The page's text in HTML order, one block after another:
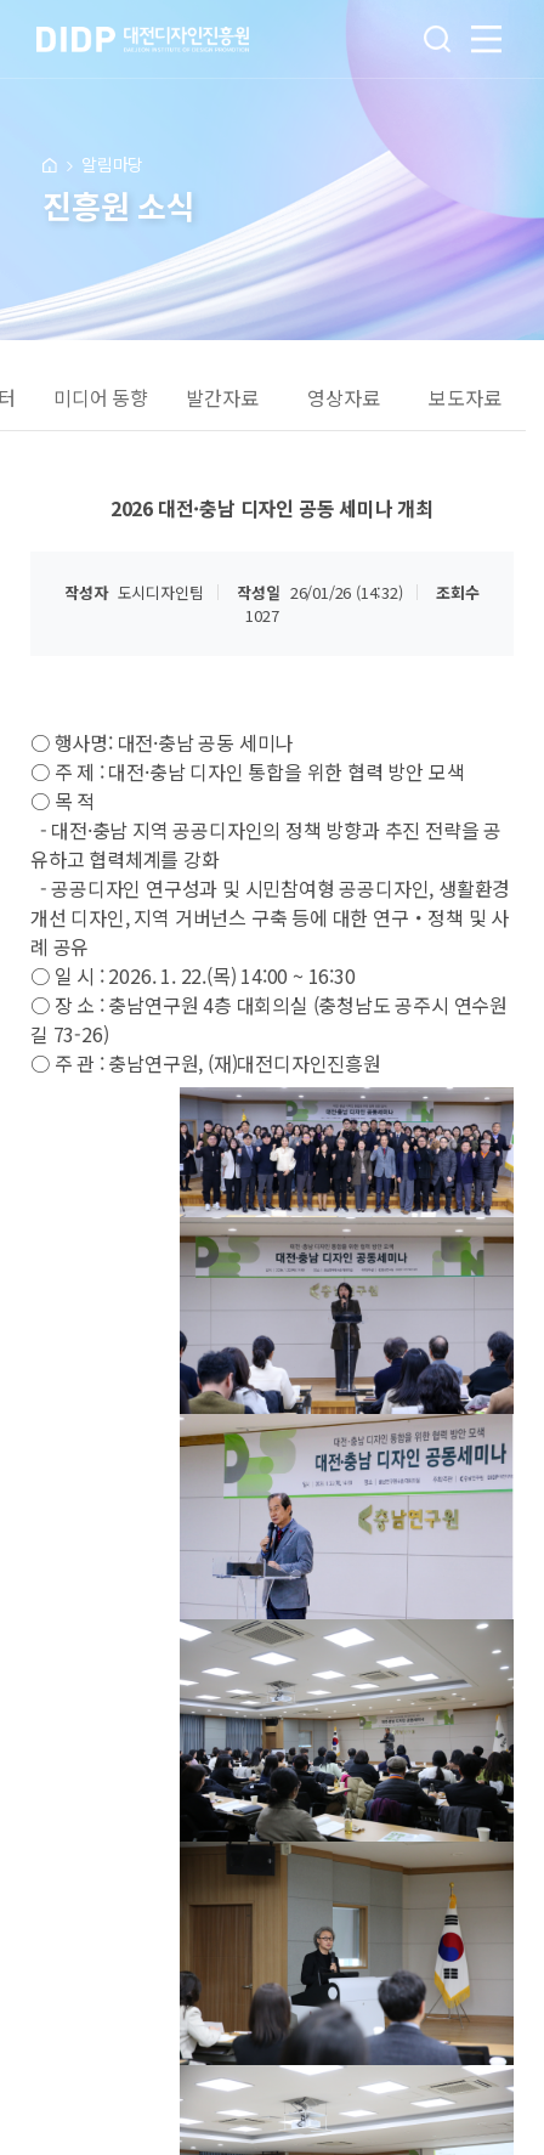
알림마당
진흥원 소식
미디어 동향 발간자료 영상자료 보도자료
2026 대전·충남 디자인 공동 세미나 개최
작성자 도시디자인팀 작성일 26/01/26 (14:32)
조회수
1027
○ 행사명: 대전·충남 공동 세미나
○ 주 제 : 대전·충남 디자인 통합을 위한 협력 방안 모색
○ 목 적
- 대전·충남 지역 공공디자인의 정책 방향과 추진 전략을 공
유하고 협력체계를 강화
- 공공디자인 연구성과 및 시민참여형 공공디자인, 생활환경
개선 디자인, 지역 거버넌스 구축 등에 대한 연구・정책 및 사
례 공유
○ 일 시 : 2026. 1. 22.(목) 14:00 ~ 16:30
○ 장 소 : 충남연구원 4층 대회의실 (충청남도 공주시 연수원
길 73-26)
○ 주 관 : 충남연구원, (재)대전디자인진흥원